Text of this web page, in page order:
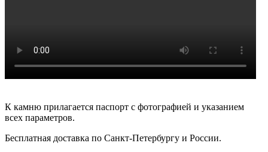
К камню прилагается паспорт с фотографией и указанием
всех параметров.
Бесплатная доставка по Санкт-Петербургу и России.